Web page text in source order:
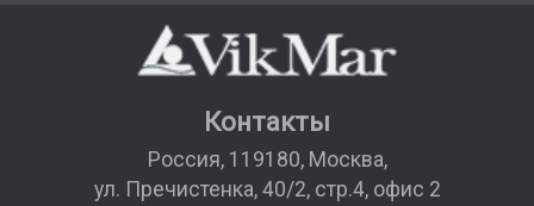
Контакты
Россия, 119180, Москва,
ул. Пречистенка, 40/2, стр.4, офис 2